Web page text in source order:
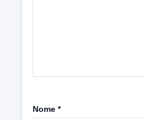
Nome *